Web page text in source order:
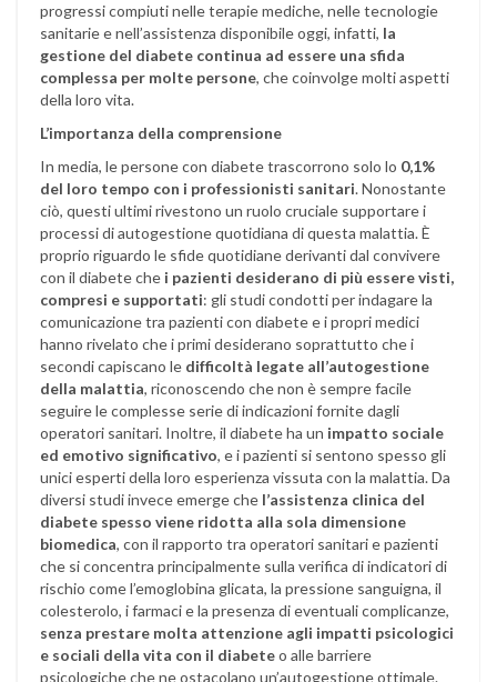
progressi compiuti nelle terapie mediche, nelle tecnologie
sanitarie e nell’assistenza disponibile oggi, infatti, la
gestione del diabete continua ad essere una sfida
complessa per molte persone, che coinvolge molti aspetti
della loro vita.
L’importanza della comprensione
In media, le persone con diabete trascorrono solo lo 0,1%
del loro tempo con i professionisti sanitari. Nonostante
ciò, questi ultimi rivestono un ruolo cruciale supportare i
processi di autogestione quotidiana di questa malattia. È
proprio riguardo le sfide quotidiane derivanti dal convivere
con il diabete che i pazienti desiderano di più essere visti,
compresi e supportati: gli studi condotti per indagare la
comunicazione tra pazienti con diabete e i propri medici
hanno rivelato che i primi desiderano soprattutto che i
secondi capiscano le difficoltà legate all’autogestione
della malattia, riconoscendo che non è sempre facile
seguire le complesse serie di indicazioni fornite dagli
operatori sanitari. Inoltre, il diabete ha un impatto sociale
ed emotivo significativo, e i pazienti si sentono spesso gli
unici esperti della loro esperienza vissuta con la malattia. Da
diversi studi invece emerge che l’assistenza clinica del
diabete spesso viene ridotta alla sola dimensione
biomedica, con il rapporto tra operatori sanitari e pazienti
che si concentra principalmente sulla verifica di indicatori di
rischio come l’emoglobina glicata, la pressione sanguigna, il
colesterolo, i farmaci e la presenza di eventuali complicanze,
senza prestare molta attenzione agli impatti psicologici
e sociali della vita con il diabeteo alle barriere
psicologiche che ne ostacolano un’autogestione ottimale.